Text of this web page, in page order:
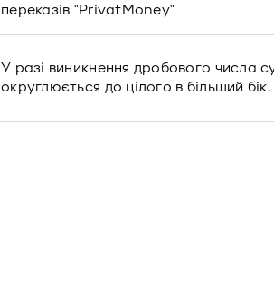
переказів "PrivatMoney"
У разі виникнення дробового числа
округлюється до цілого в більший бік.